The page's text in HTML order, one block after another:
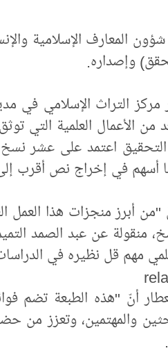
المعارف الإسلامية
وإصداره.
مركز التراث الإسلامي في
من الأعمال العلمية
اعتمد على عشر
أسهم في إخراج نص أقرب
أبرز منجزات هذا العمل
منقولة عن عبد الصمد
مهم قل نظيره في الدراسات
أنّ "هذه الطبعة تضم
والمهتمين، وتعزز من